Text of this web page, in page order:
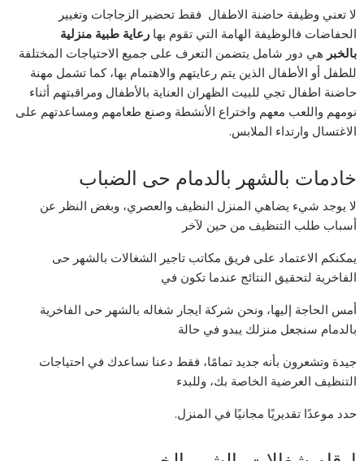
لا تعني وظيفة حاضنة الاطفال فقط تحضير الزجاجات وتغيير
الحفاضات فالوظيفة الهامة التي تقوم بهارعاية طبية منزلية
بالخبر هي دور شامل يتضمن التعرف على جميع الاحتياجات المختلفة
للطفل أو الأطفال الذين يتم رعايتهم والاهتمام بها، كما تشمل مهنة
حاضنة اطفال تجي للبيت الظهران العناية بالأطفال ومراقبتهم أثناء
نومهم واللعب معهم واختراع الأنشطة وصنع طعامهم ومساعدتهم على
الاغتسال وارتداء الملابس.
خادمات بالشهر بالدمام حى الضباب
لا يوجد شيء يضاهي المنزل النظيف والعصري، وبغض النظر عن
أسباب طلب التنظيف من حين لآخر
يمكنكم الاعتماد على فريق مكاتب تاجير الشغالات بالشهر حى
الفاخرية لتحقيق النتائج عندما تكون في
أمس الحاجة إليها، ونحن شركة ايجار شغاله بالشهر حى الفاخرية
بالدمام سنجعل منزلك يبدو في حالة
جيدة وتشعرون بأنه جديد تمامًا، فقط دعنا نساعدك في احتياجات
التنظيف العرضية الخاصة بك، وللبدء
حدد موعدًا تقديريًا مجانيًا في المنزل.